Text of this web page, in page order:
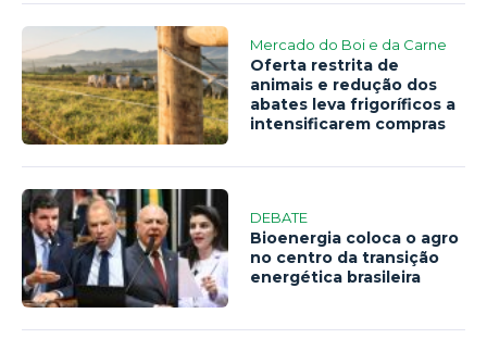
Mercado do Boi e da Carne
Oferta restrita de
animais e redução dos
abates leva frigoríficos a
intensificarem compras
DEBATE
Bioenergia coloca o agro
no centro da transição
energética brasileira